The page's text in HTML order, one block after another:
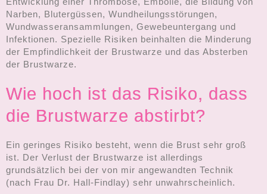
Narben, Blutergüssen, Wundheilungsstörungen,
Wundwasseransammlungen, Gewebeuntergang und
Infektionen. Spezielle Risiken beinhalten die Minderung
der Empfindlichkeit der Brustwarze und das Absterben
der Brustwarze.
Wie hoch ist das Risiko, dass
die Brustwarze abstirbt?
Ein geringes Risiko besteht, wenn die Brust sehr groß
ist. Der Verlust der Brustwarze ist allerdings
grundsätzlich bei der von mir angewandten Technik
(nach Frau Dr. Hall-Findlay) sehr unwahrscheinlich.